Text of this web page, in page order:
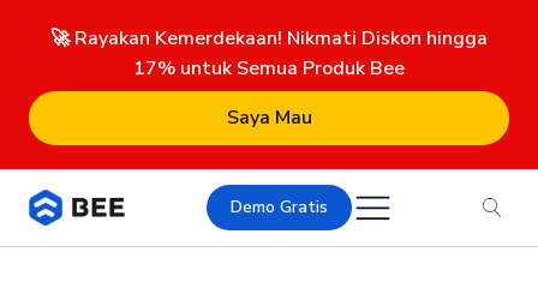
🚀 Rayakan Kemerdekaan! Nikmati Diskon hingga
17% untuk Semua Produk Bee
Saya Mau
Demo Gratis